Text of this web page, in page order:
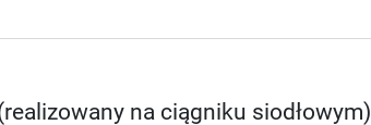
na ciągniku siodłowym)